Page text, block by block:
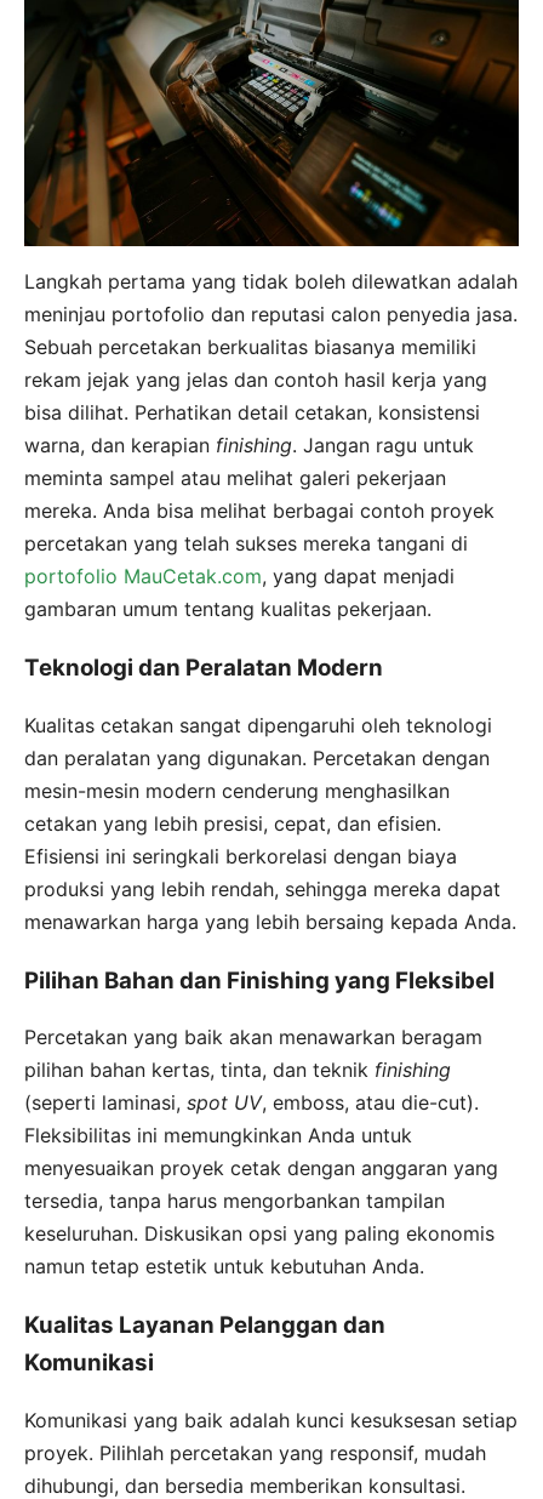
Langkah pertama yang tidak boleh dilewatkan adalah
meninjau portofolio dan reputasi calon penyedia jasa.
Sebuah percetakan berkualitas biasanya memiliki
rekam jejak yang jelas dan contoh hasil kerja yang
bisa dilihat. Perhatikan detail cetakan, konsistensi
warna, dan kerapian finishing. Jangan ragu untuk
meminta sampel atau melihat galeri pekerjaan
mereka. Anda bisa melihat berbagai contoh proyek
percetakan yang telah sukses mereka tangani di
portofolio MauCetak.com, yang dapat menjadi
gambaran umum tentang kualitas pekerjaan.
Teknologi dan Peralatan Modern
Kualitas cetakan sangat dipengaruhi oleh teknologi
dan peralatan yang digunakan. Percetakan dengan
mesin-mesin modern cenderung menghasilkan
cetakan yang lebih presisi, cepat, dan efisien.
Efisiensi ini seringkali berkorelasi dengan biaya
produksi yang lebih rendah, sehingga mereka dapat
menawarkan harga yang lebih bersaing kepada Anda.
Pilihan Bahan dan Finishing yang Fleksibel
Percetakan yang baik akan menawarkan beragam
pilihan bahan kertas, tinta, dan teknik finishing
(seperti laminasi, spot UV, emboss, atau die-cut).
Fleksibilitas ini memungkinkan Anda untuk
menyesuaikan proyek cetak dengan anggaran yang
tersedia, tanpa harus mengorbankan tampilan
keseluruhan. Diskusikan opsi yang paling ekonomis
namun tetap estetik untuk kebutuhan Anda.
Kualitas Layanan Pelanggan dan
Komunikasi
Komunikasi yang baik adalah kunci kesuksesan setiap
proyek. Pilihlah percetakan yang responsif, mudah
dihubungi, dan bersedia memberikan konsultasi.